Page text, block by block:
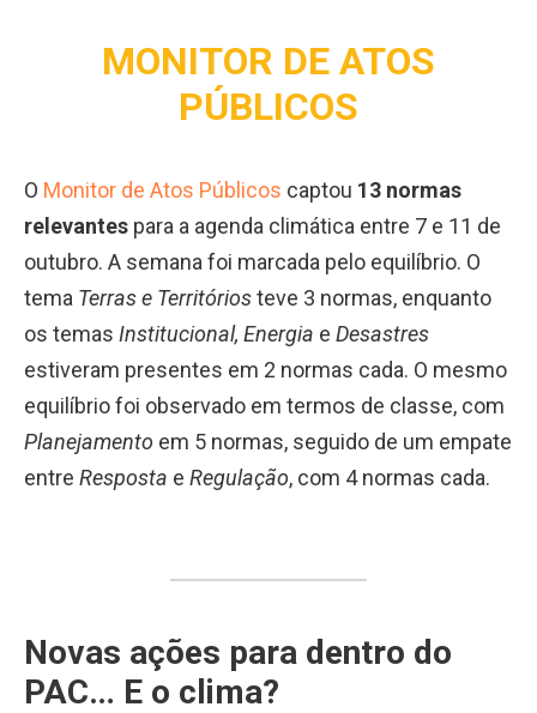
MONITOR DE ATOS
PÚBLICOS
O Monitor de Atos Públicos captou 13 normas
relevantes para a agenda climática entre 7 e 11 de
outubro. A semana foi marcada pelo equilíbrio. O
tema Terras e Territóriosteve 3 normas, enquanto
os temas Institucional, Energia e Desastres
estiveram presentes em 2 normas cada. O mesmo
equilíbrio foi observado em termos de classe, com
Planejamento em 5 normas, seguido de um empate
entre Resposta e Regulação, com 4 normas cada.
Novas ações para dentro do
PAC… E o clima?